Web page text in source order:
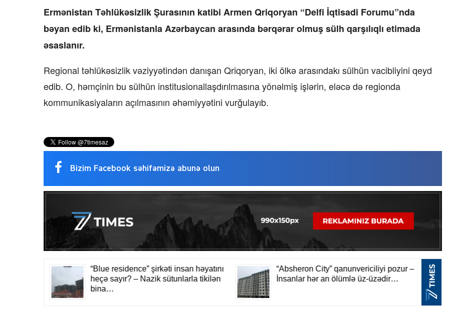
Ermənistan Təhlükəsizlik Şurasının katibi Armen Qriqoryan “Delfi İqtisadi Forumu”nda
bəyan edib ki, Ermənistanla Azərbaycan arasında bərqərar olmuş sülh qarşılıqlı etimada
əsaslanır.
Regional təhlükəsizlik vəziyyətindən danışan Qriqoryan, iki ölkə arasındakı sülhün vacibliyini qeyd
edib. O, həmçinin bu sülhün institusionallaşdırılmasına yönəlmiş işlərin, eləcə də regionda
kommunikasiyaların açılmasının əhəmiyyətini vurğulayıb.
Bizim Facebook səhifəmizə abunə olun